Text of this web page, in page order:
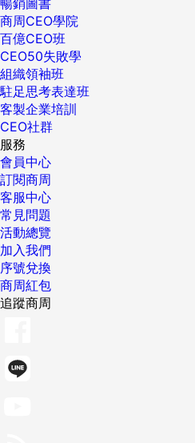
商周CEO學院
百億CEO班
CEO50失敗學
組織領袖班
駐足思考表達班
客製企業培訓
CEO社群
服務
會員中心
訂閱商周
客服中心
常見問題
活動總覽
加入我們
序號兌換
商周紅包
追蹤商周